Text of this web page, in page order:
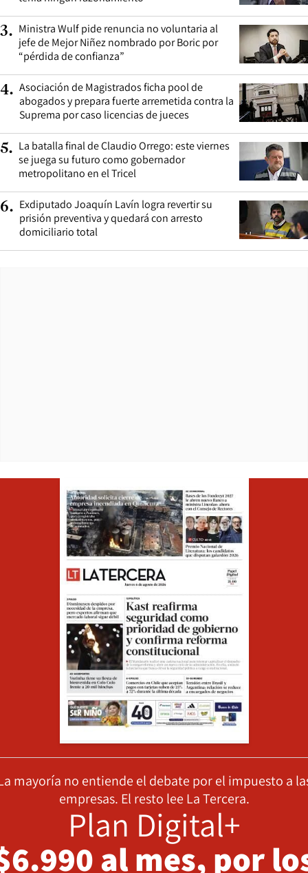
3. Ministra Wulf pide renuncia no voluntaria al
jefe de Mejor Niñez nombrado por Boric por
“pérdida de confianza”
4. Asociación de Magistrados ficha pool de
abogados y prepara fuerte arremetida contra la
Suprema por caso licencias de jueces
5. La batalla final de Claudio Orrego: este viernes
se juega su futuro como gobernador
metropolitano en el Tricel
6. Exdiputado Joaquín Lavín logra revertir su
prisión preventiva y quedará con arresto
domiciliario total
mayoría no entiende el debate por el impuesto a
empresas. El resto lee La Tercera.
Plan Digital+
al mes, por